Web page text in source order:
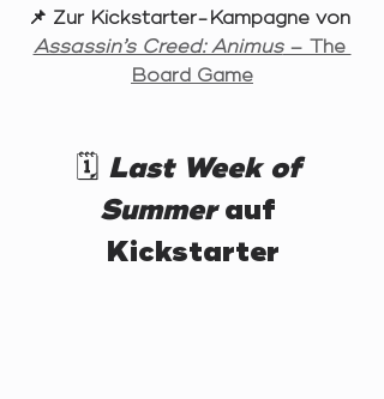
📌 Zur Kickstarter-Kampagne von
Assassin’s Creed: Animus – The
Board Game
🗓️ Last Week of
Summer auf
Kickstarter